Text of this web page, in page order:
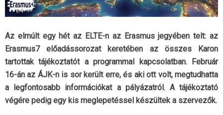
Az elmúlt egy hét az ELTE-n az Erasmus jegyében telt: az
Erasmus7 előadássorozat keretében az összes Karon
tartottak tájékoztatót a programmal kapcsolatban. Február
16-án az ÁJK-n is sor került erre, és aki ott volt, megtudhatta
a legfontosabb információkat a pályázatról. A tájékoztató
végére pedig egy kis meglepetéssel készültek a szervezők.